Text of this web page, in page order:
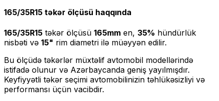
165/35R15 təkər ölçüsü haqqında
165/35R15 təkər ölçüsü 165mm en, 35% hündürlük
nisbəti və 15" rim diametri ilə müəyyən edilir.
Bu ölçüdə təkərlər müxtəlif avtomobil modellərində
istifadə olunur və Azərbaycanda geniş yayılmışdır.
Keyfiyyətli təkər seçimi avtomobilinizin təhlükəsizliyi və
performansı üçün vacibdir.